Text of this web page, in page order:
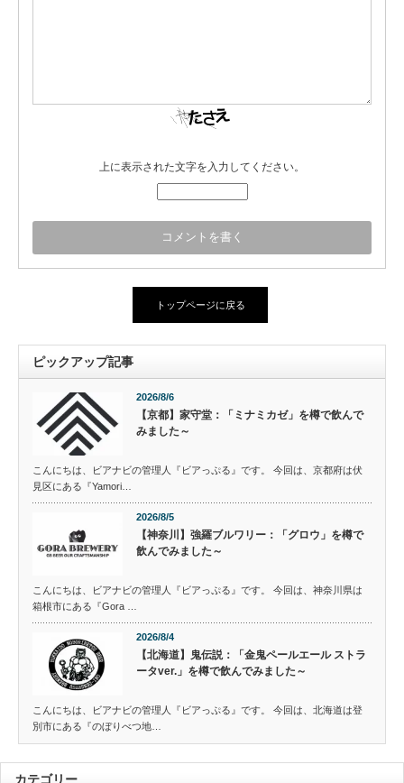
上に表示された文字を入力してください。
トップページに戻る
ピックアップ記事
2026/8/6
【京都】家守堂：「ミナミカゼ」を樽で飲んで
みました～
こんにちは、ビアナビの管理人『ビアっぷる』です。 今回は、京都府は伏
見区にある『Yamori…
2026/8/5
【神奈川】強羅ブルワリー：「グロウ」を樽で
飲んでみました～
こんにちは、ビアナビの管理人『ビアっぷる』です。 今回は、神奈川県は
箱根市にある『Gora …
2026/8/4
【北海道】鬼伝説：「金鬼ペールエール ストラ
ータver.」を樽で飲んでみました～
こんにちは、ビアナビの管理人『ビアっぷる』です。 今回は、北海道は登
別市にある『のぼりべつ地…
カテゴリー